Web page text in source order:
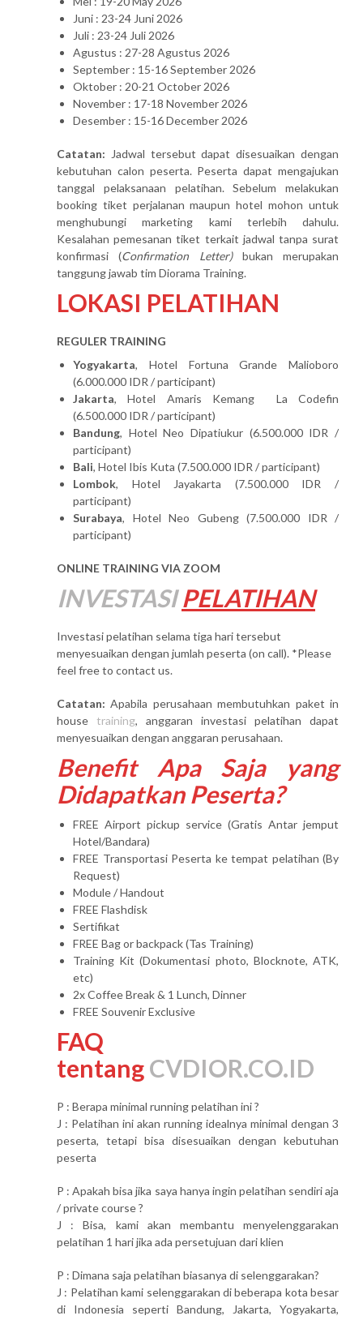
Juni : 23-24 Juni 2026
Juli : 23-24 Juli 2026
Agustus : 27-28 Agustus 2026
September : 15-16 September 2026
Oktober : 20-21 October 2026
November : 17-18 November 2026
Desember : 15-16 December 2026
Catatan: Jadwal tersebut dapat disesuaikan dengan
kebutuhan calon peserta. Peserta dapat mengajukan
tanggal pelaksanaan pelatihan. Sebelum melakukan
booking tiket perjalanan maupun hotel mohon untuk
menghubungi marketing kami terlebih dahulu.
Kesalahan pemesanan tiket terkait jadwal tanpa surat
konfirmasi (Confirmation Letter)bukan merupakan
tanggung jawab tim Diorama Training.
LOKASI PELATIHAN
REGULER TRAINING
Yogyakarta, Hotel Fortuna Grande Malioboro
(6.000.000 IDR / participant)
Jakarta, Hotel Amaris Kemang La Codefin
(6.500.000 IDR / participant)
Bandung, Hotel Neo Dipatiukur (6.500.000 IDR /
participant)
Bali, Hotel Ibis Kuta (7.500.000 IDR / participant)
Lombok, Hotel Jayakarta (7.500.000 IDR /
participant)
Surabaya, Hotel Neo Gubeng (7.500.000 IDR /
participant)
ONLINE TRAINING VIA ZOOM
INVESTASI PELATIHAN
Investasi pelatihan selama tiga hari tersebut
menyesuaikan dengan jumlah peserta (on call). *Please
feel free to contact us.
Catatan: Apabila perusahaan membutuhkan paket in
house training, anggaran investasi pelatihan dapat
menyesuaikan dengan anggaran perusahaan.
Benefit Apa Saja yang
Didapatkan Peserta?
FREE Airport pickup service (Gratis Antar jemput
Hotel/Bandara)
FREE Transportasi Peserta ke tempat pelatihan (By
Request)
Module / Handout
FREE Flashdisk
Sertifikat
FREE Bag or backpack (Tas Training)
Training Kit (Dokumentasi photo, Blocknote, ATK,
etc)
2x Coffee Break & 1 Lunch, Dinner
FREE Souvenir Exclusive
FAQ
tentangCVDIOR.CO.ID
P : Berapa minimal running pelatihan ini ?
J : Pelatihan ini akan running idealnya minimal dengan 3
peserta, tetapi bisa disesuaikan dengan kebutuhan
peserta
P : Apakah bisa jika saya hanya ingin pelatihan sendiri aja
/ private course ?
J : Bisa, kami akan membantu menyelenggarakan
pelatihan 1 hari jika ada persetujuan dari klien
P : Dimana saja pelatihan biasanya di selenggarakan?
J : Pelatihan kami selenggarakan di beberapa kota besar
di Indonesia seperti Bandung, Jakarta, Yogyakarta,